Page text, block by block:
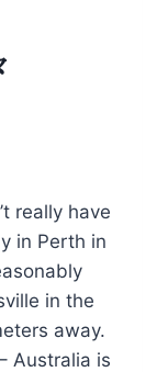
really have
in Perth in
in the
away.
Australia is